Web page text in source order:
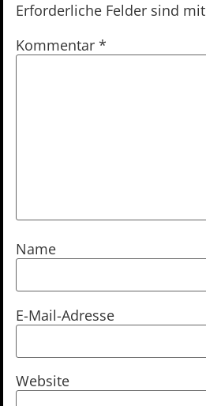
Erforderliche Felder sind mit
Kommentar *
Name
E-Mail-Adresse
Website